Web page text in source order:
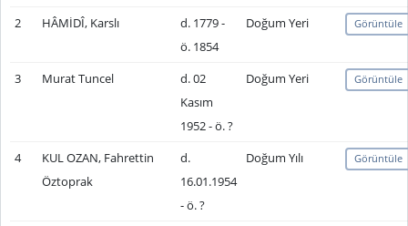
2 HÂMİDÎ, Karslı
d. 1779 -
ö. 1854
Doğum Yeri Görüntüle
3 Murat Tuncel
d. 02
Kasım
1952 - ö. ?
Doğum Yeri Görüntüle
4
KUL OZAN, Fahrettin
Öztoprak
d.
16.01.1954
- ö. ?
Doğum Yılı Görüntüle